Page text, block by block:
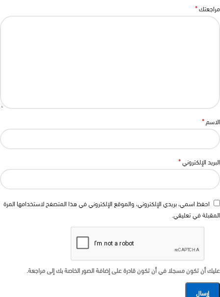
مراجعتك*
الاسم*
البريد الإلكتروني*
احفظ اسمي، بريدي الإلكتروني، والموقع الإلكتروني في هذا المتصفح لاستخدامها المرة
المقبلة في تعليقي.
عليك أن تكون مسجلا في أن تكون قادرة على إضافة الصور الخاصة بك إلى مراجعة.